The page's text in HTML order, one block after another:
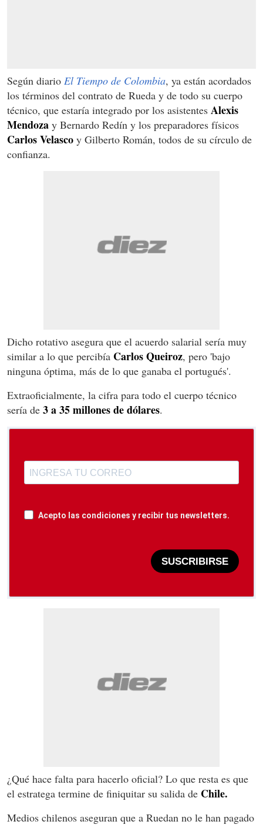
Según diario El Tiempo de Colombia, ya están acordados
los términos del contrato de Rueda y de todo su cuerpo
técnico, que estaría integrado por los asistentes Alexis
Mendoza y Bernardo Redín y los preparadores físicos
Carlos Velasco y Gilberto Román, todos de su círculo de
confianza.
Dicho rotativo asegura que el acuerdo salarial sería muy
similar a lo que percibía Carlos Queiroz, pero 'bajo
ninguna óptima, más de lo que ganaba el portugués'.
Extraoficialmente, la cifra para todo el cuerpo técnico
sería de 3 a 35 millones de dólares.
Acepto las condiciones y recibir tus newsletters.
SUSCRIBIRSE
¿Qué hace falta para hacerlo oficial? Lo que resta es que
el estratega termine de finiquitar su salida de Chile.
Medios chilenos aseguran que a Ruedan no le han pagado